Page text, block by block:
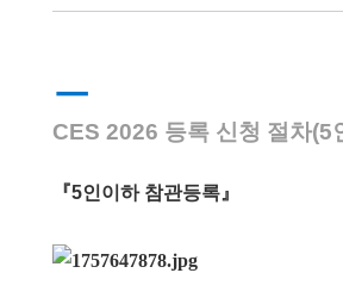
ㅡ
CES 2026 등록 신청 절차(5
『5인이하 참관등록』